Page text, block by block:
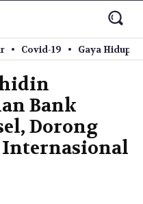
Covid-19 Gaya Hidup
Bank
Dorong
Internasional